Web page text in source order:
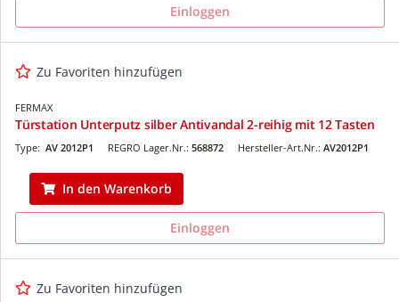
Einloggen
Zu Favoriten hinzufügen
FERMAX
Türstation Unterputz silber Antivandal 2-reihig mit 12 Tasten
REGRO Lager.Nr.: 568872
Type: AV 2012P1 Hersteller-Art.Nr.: AV2012P1
In den Warenkorb
Einloggen
Zu Favoriten hinzufügen